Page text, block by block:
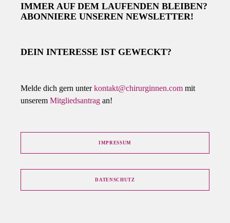
IMMER AUF DEM LAUFENDEN BLEIBEN?
ABONNIERE UNSEREN NEWSLETTER!
DEIN INTERESSE IST GEWECKT?
Melde dich gern unterkontakt@chirurginnen.com mit
unserem Mitgliedsantrag an!
IMPRESSUM
DATENSCHUTZ